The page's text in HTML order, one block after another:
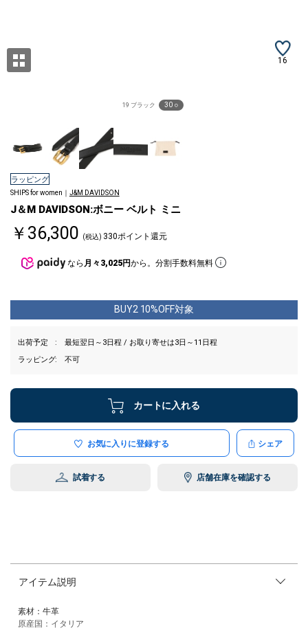
16
19 ブラック 30 ○
ラッピング
SHIPS for women｜ J&M DAVIDSON
J＆M DAVIDSON:ボニー ベルト ミニ
￥36,300 (税込) 330ポイント還元
なら 月々3,025円から。分割手数料無料
BUY2 10%OFF対象
出荷予定
最短翌日～3日程 / お取り寄せは3日～11日程
ラッピング
不可
カートに入れる
お気に入りに登録する シェア
試着する 店舗在庫を確認する
アイテム説明
素材：牛革
原産国：イタリア